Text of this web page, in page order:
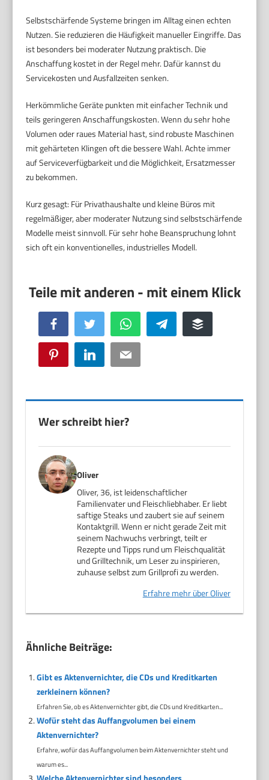
Selbstschärfende Systeme bringen im Alltag einen echten
Nutzen. Sie reduzieren die Häufigkeit manueller Eingriffe. Das
ist besonders bei moderater Nutzung praktisch. Die
Anschaffung kostet in der Regel mehr. Dafür kannst du
Servicekosten und Ausfallzeiten senken.
Herkömmliche Geräte punkten mit einfacher Technik und
teils geringeren Anschaffungskosten. Wenn du sehr hohe
Volumen oder raues Material hast, sind robuste Maschinen
mit gehärteten Klingen oft die bessere Wahl. Achte immer
auf Serviceverfügbarkeit und die Möglichkeit, Ersatzmesser
zu bekommen.
Kurz gesagt: Für Privathaushalte und kleine Büros mit
regelmäßiger, aber moderater Nutzung sind selbstschärfende
Modelle meist sinnvoll. Für sehr hohe Beanspruchung lohnt
sich oft ein konventionelles, industrielles Modell.
Facebook Twitter WhatsApp Telegram Buffer
Pinterest LinkedIn Email
Wer schreibt hier?
Oliver
Oliver, 36, ist leidenschaftlicher
Familienvater und Fleischliebhaber. Er liebt
saftige Steaks und zaubert sie auf seinem
Kontaktgrill. Wenn er nicht gerade Zeit mit
seinem Nachwuchs verbringt, teilt er
Rezepte und Tipps rund um Fleischqualität
und Grilltechnik, um Leser zu inspirieren,
zuhause selbst zum Grillprofi zu werden.
Erfahre mehr über Oliver
Ähnliche Beiträge:
Gibt es Aktenvernichter, die CDs und Kreditkarten
zerkleinern können?
Erfahren Sie, ob es Aktenvernichter gibt, die CDs und Kreditkarten...
Wofür steht das Auffangvolumen bei einem
Aktenvernichter?
Erfahre, wofür das Auffangvolumen beim Aktenvernichter steht und
warum es...